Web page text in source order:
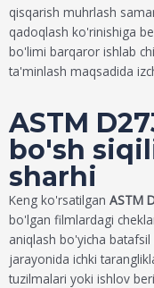
qisqarish muhrlash
qadoqlash ko'rinishiga
bo'limi barqaror ishlab
ta'minlash maqsadida
ASTM
bo'sh
sharhi
Keng ko'rsatilgan ASTM
bo'lgan filmlardagi
aniqlash bo'yicha
jarayonida ichki
tuzilmalari yoki ishlov